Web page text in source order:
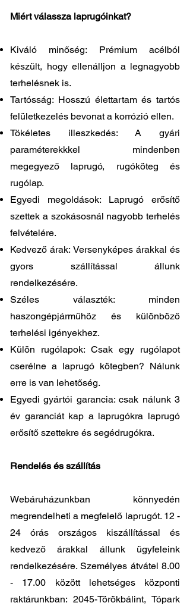
Miért válassza laprugóinkat?
Kiváló minőség: Prémium acélból
készült, hogy ellenálljon a legnagyobb
terhelésnek is.
Tartósság: Hosszú élettartam és tartós
felületkezelés bevonat a korrózió ellen.
Tökéletes illeszkedés: A gyári
paraméterekkkel mindenben
megegyező laprugó, rugóköteg és
rugólap.
Egyedi megoldások: Laprugó erősítő
szettek a szokásosnál nagyobb terhelés
felvételére.
Kedvező árak: Versenyképes árakkal és
gyors szállítással állunk
rendelkezésére.
Széles választék: minden
haszongépjárműhöz és különböző
terhelési igényekhez.
Külön rugólapok: Csak egy rugólapot
cserélne a laprugó kötegben? Nálunk
erre is van lehetőség.
Egyedi gyártói garancia: csak nálunk 3
év garanciát kap a laprugókra laprugó
erősítő szettekre és segédrugókra.
Rendelés és szállítás
Webáruházunkban könnyedén
megrendelheti a megfelelő laprugót. 12 -
24 órás országos kiszállítással és
kedvező árakkal állunk ügyfeleink
rendelkezésére. Személyes átvátel 8.00
- 17.00 között lehetséges központi
raktárunkban: 2045-Törökbálint, Tópark